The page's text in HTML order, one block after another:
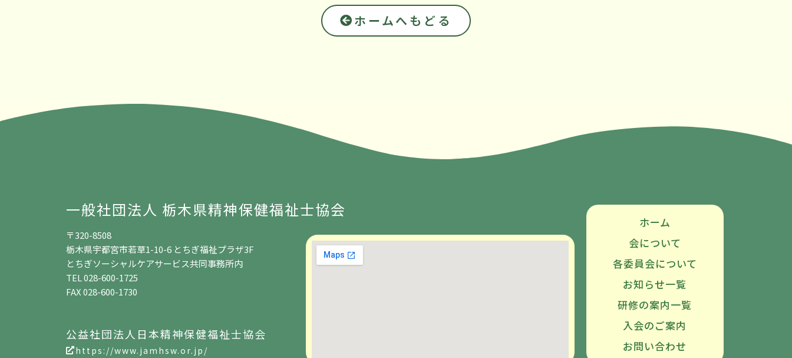
ホームへもどる
一般社団法人 栃木県精神保健福祉士協会
〒320-8508
栃木県宇都宮市若草1-10-6 とちぎ福祉プラザ3F
とちぎソーシャルケアサービス共同事務所内
TEL 028-600-1725
FAX 028-600-1730
公益社団法人日本精神保健福祉士協会
https://www.jamhsw.or.jp/
ホーム
会について
各委員会について
お知らせ一覧
研修の案内一覧
入会のご案内
お問い合わせ